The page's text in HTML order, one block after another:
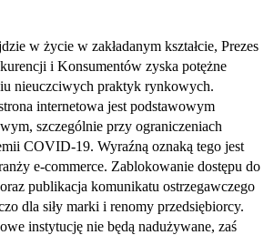
w życie w zakładanym kształcie, Prezes
i Konsumentów zyska potężne
nieuczciwych praktyk rynkowych.
internetowa jest podstawowym
szczególnie przy ograniczeniach
COVID‑19. Wyraźną oznaką tego jest
e‑commerce. Zablokowanie dostępu do
publikacja komunikatu ostrzegawczego
dla siły marki i renomy przedsiębiorcy.
instytucję nie będą nadużywane, zaś